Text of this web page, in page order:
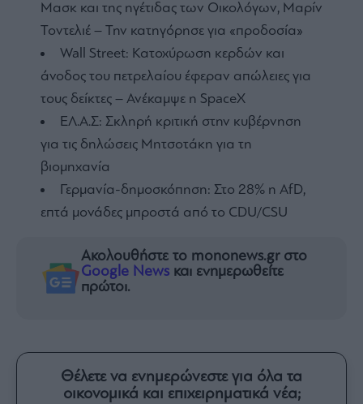
Μασκ και της ηγέτιδας των Οικολόγων, Μαρίν
Τοντελιέ – Την κατηγόρησε για «προδοσία»
Wall Street: Κατοχύρωση κερδών και
άνοδος του πετρελαίου έφεραν απώλειες για
τους δείκτες – Ανέκαμψε η SpaceX
ΕΛ.Α.Σ: Σκληρή κριτική στην κυβέρνηση
για τις δηλώσεις Μητσοτάκη για τη
βιομηχανία
Γερμανία-δημοσκόπηση: Στο 28% η AfD,
επτά μονάδες μπροστά από το CDU/CSU
Ακολουθήστε το mononews.gr στο
Google News και ενημερωθείτε
πρώτοι.
Θέλετε να ενημερώνεστε για όλα τα
οικονομικά και επιχειρηματικά νέα;